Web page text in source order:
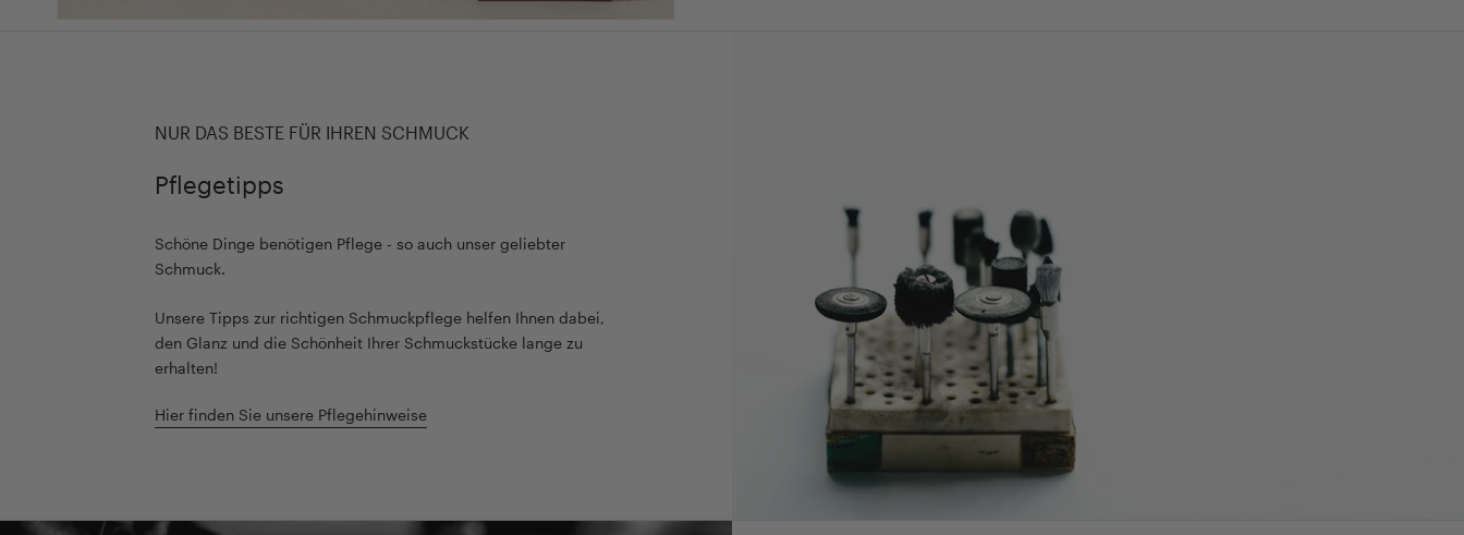
NUR DAS BESTE FÜR IHREN SCHMUCK
Pflegetipps
Schöne Dinge benötigen Pflege - so auch unser geliebter
Schmuck.
Unsere Tipps zur richtigen Schmuckpflege helfen Ihnen dabei,
den Glanz und die Schönheit Ihrer Schmuckstücke lange zu
erhalten!
Hier finden Sie unsere Pflegehinweise